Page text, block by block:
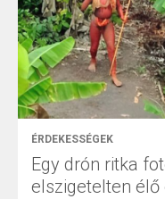
ÉRDEKESSÉGEK
Egy drón ritka
elszigetelten élő